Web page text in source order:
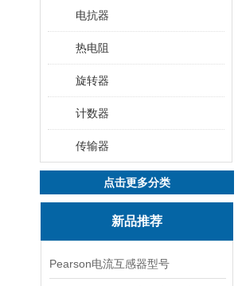
电抗器
热电阻
旋转器
计数器
传输器
点击更多分类
新品推荐
Pearson电流互感器型号